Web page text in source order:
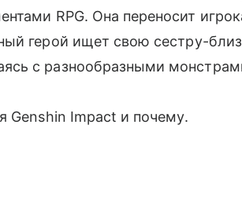
RPG. Она переносит
герой ищет свою сестру-
с разнообразными
Genshin Impact и почему.